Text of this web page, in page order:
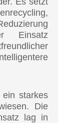
Einsatz
starkes
Die
lag in